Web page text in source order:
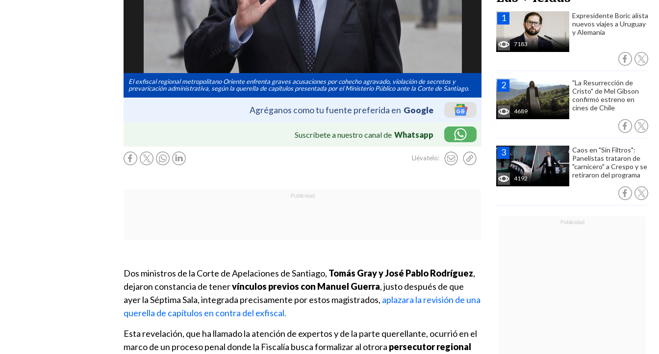
El exfiscal regional metropolitano Oriente enfrenta graves acusaciones por cohecho agravado, violación de secretos y
prevaricación administrativa, según la querella de capítulos presentada por el Ministerio Público ante la Corte de Santiago.
Agréganos como tu fuente preferida en Google
Suscríbete a nuestro canal de Whatsapp
Llévatelo:
7183
Expresidente Boric alista
nuevos viajes a Uruguay
y Alemania
4689
"La Resurrección de
Cristo" de Mel Gibson
confirmó estreno en
cines de Chile
4192
Caos en "Sin Filtros":
Panelistas trataron de
"carnicero" a Crespo y se
retiraron del programa
Dos ministros de la Corte de Apelaciones de Santiago, Tomás Gray y José Pablo Rodríguez,
dejaron constancia de tenervínculos previos con Manuel Guerra, justo después de que
ayer la Séptima Sala, integrada precisamente por estos magistrados, aplazara la revisión de una
querella de capítulos en contra del exfiscal.
Esta revelación, que ha llamado la atención de expertos y de la parte querellante, ocurrió en el
marco de un proceso penal donde la Fiscalía busca formalizar al otrora persecutor regional